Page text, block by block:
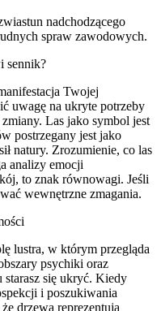
nadchodzącego
spraw zawodowych.
sennik?
Twojej
uwagę na ukryte potrzeby
Las jako symbol jest
postrzegany jest jako
natury. Zrozumienie, co las
analizy emocji
to znak równowagi. Jeśli
wewnętrzne zmagania.
lustra, w którym przegląda
psychiki oraz
starasz się ukryć. Kiedy
i poszukiwania
drzewa reprezentują